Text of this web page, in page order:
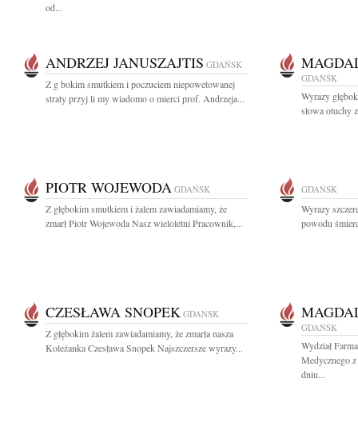
od...
ANDRZEJ JANUSZAJTIS GDAŃSK
Z g bokim smutkiem i poczuciem niepowetowanej
straty przyj li my wiadomo o mierci prof. Andrzeja...
GDAŃSK
Wyrazy
słowa otuchy
PIOTR WOJEWODA GDAŃSK
Z głębokim smutkiem i żalem zawiadamiamy, że
zmarł Piotr Wojewoda Nasz wieloletni Pracownik,...
GDAŃSK
Wyrazy
powodu
CZESŁAWA SNOPEK GDAŃSK
Z głębokim żalem zawiadamiamy, że zmarła nasza
Koleżanka Czesława Snopek Najszczersze wyrazy...
GDAŃSK
Wydział
Medycznego
dniu...